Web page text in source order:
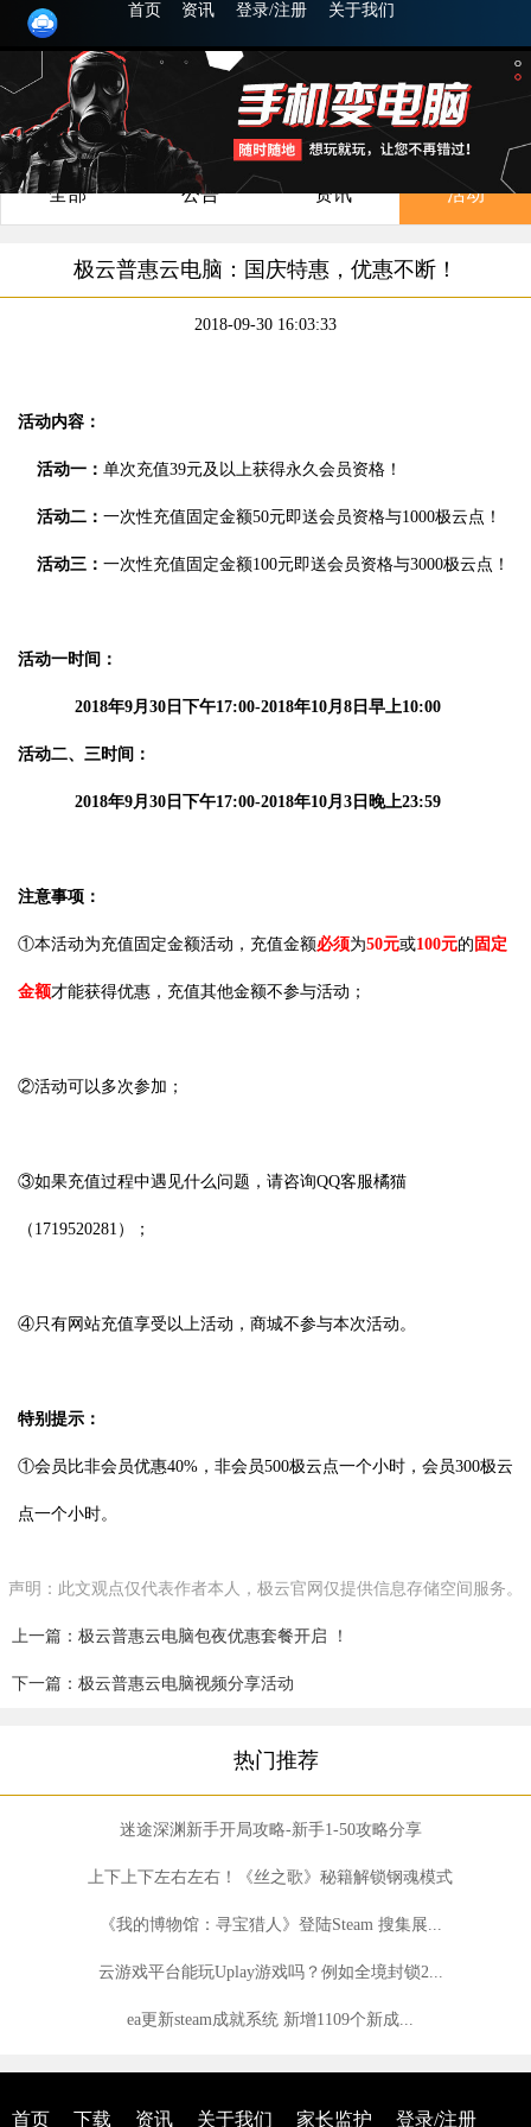
首页 资讯 登录/注册 关于我们
全部 公告 资讯 活动
极云普惠云电脑：国庆特惠，优惠不断！
2018-09-30 16:03:33
活动内容：
活动一： 单次充值39元及以上获得永久会员资格！
活动二： 一次性充值固定金额50元即送会员资格与1000极云点！
活动三： 一次性充值固定金额100元即送会员资格与3000极云点！
活动一时间：
2018年9月30日下午17:00-2018年10月8日早上10:00
活动二、三时间：
2018年9月30日下午17:00-2018年10月3日晚上23:59
注意事项：
①本活动为充值固定金额活动，充值金额必须为50元或100元的 固定
金额才能获得优惠，充值其他金额不参与活动；
②活动可以多次参加；
③如果充值过程中遇见什么问题，请咨询QQ客服橘猫
（1719520281）；
④只有网站充值享受以上活动，商城不参与本次活动。
特别提示：
①会员比非会员优惠40%，非会员500极云点一个小时，会员300极云
点一个小时。
声明：此文观点仅代表作者本人，极云官网仅提供信息存储空间服务。
上一篇：极云普惠云电脑包夜优惠套餐开启 ！
下一篇：极云普惠云电脑视频分享活动
热门推荐
迷途深渊新手开局攻略-新手1-50攻略分享
上下上下左右左右！《丝之歌》秘籍解锁钢魂模式
《我的博物馆：寻宝猎人》登陆Steam 搜集展...
云游戏平台能玩Uplay游戏吗？例如全境封锁2...
ea更新steam成就系统 新增1109个新成...
首页 下载 资讯 关于我们 家长监护 登录/注册